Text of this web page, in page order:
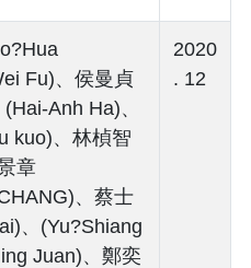
Fu)、侯曼貞
Anh Ha)、
kuo)、林楨智
章
、蔡士
、(Yu?Shiang
Juan)、鄭奕
2020
. 12